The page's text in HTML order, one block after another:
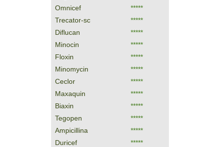
Omnicef
*****
Trecator-sc
*****
Diflucan
*****
Minocin
*****
Floxin
*****
Minomycin
*****
Ceclor
*****
Maxaquin
*****
Biaxin
*****
Tegopen
*****
Ampicillina
*****
Duricef
*****